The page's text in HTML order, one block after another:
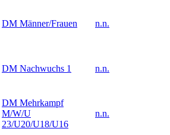
DM Männer/Frauen n.n.
DM Nachwuchs 1 n.n.
DM Mehrkampf
M/W/U
23/U20/U18/U16
n.n.